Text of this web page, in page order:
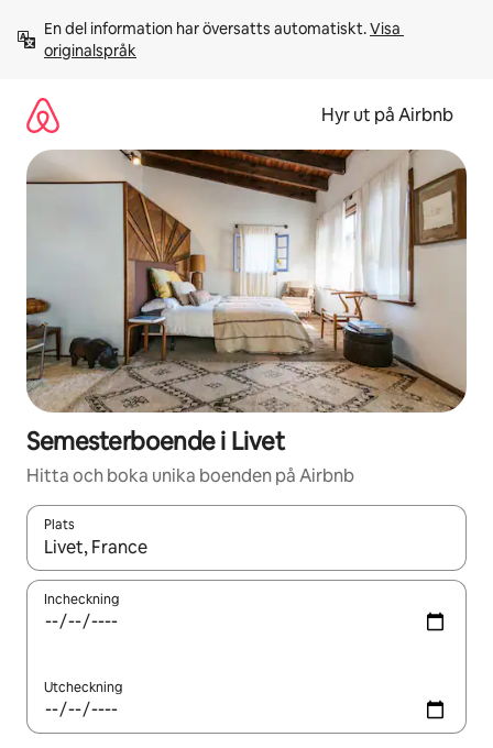
innehåll
En del information har översatts automatiskt. Visa
originalspråk
Hyr ut på Airbnb
Semesterboende i Livet
Hitta och boka unika boenden på Airbnb
Plats
När resultaten är tillgängliga kan du navigera med upp- och
Incheckning
Utcheckning